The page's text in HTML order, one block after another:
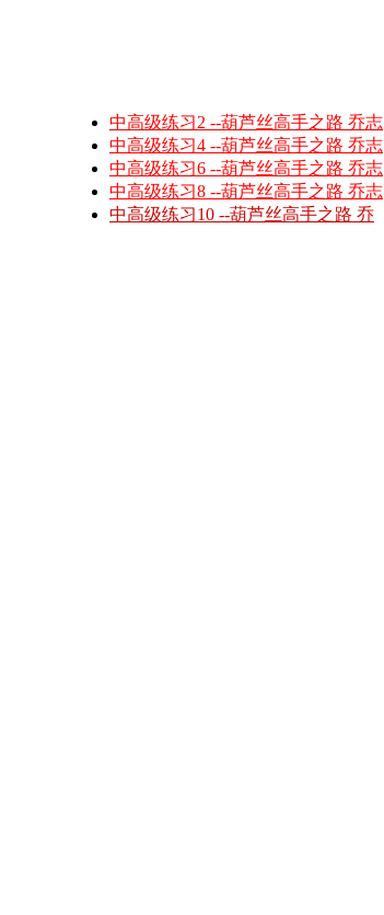
中高级练习2 --葫芦丝高手之路 乔志
中高级练习4 --葫芦丝高手之路 乔志
中高级练习6 --葫芦丝高手之路 乔志
中高级练习8 --葫芦丝高手之路 乔志
中高级练习10 --葫芦丝高手之路 乔